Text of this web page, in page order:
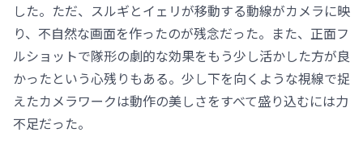
した。ただ、スルギとイェリが移動する動線がカメラに映
り、不自然な画面を作ったのが残念だった。また、正面フ
ルショットで隊形の劇的な効果をもう少し活かした方が良
かったという心残りもある。少し下を向くような視線で捉
えたカメラワークは動作の美しさをすべて盛り込むには力
不足だった。